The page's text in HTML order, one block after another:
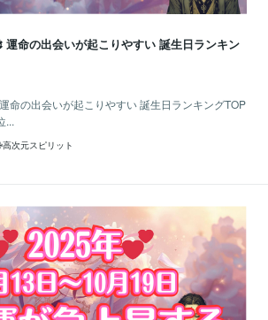
運命の出会いが起こりやすい 誕生日ランキン
命の出会いが起こりやすい 誕生日ランキングTOP
...
次元スピリット